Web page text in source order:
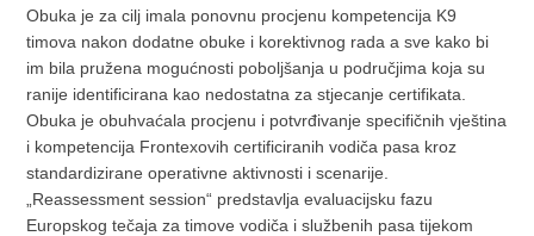
Obuka je za cilj imala ponovnu procjenu kompetencija K9
timova nakon dodatne obuke i korektivnog rada a sve kako bi
im bila pružena mogućnosti poboljšanja u područjima koja su
ranije identificirana kao nedostatna za stjecanje certifikata.
Obuka je obuhvaćala procjenu i potvrđivanje specifičnih vještina
i kompetencija Frontexovih certificiranih vodiča pasa kroz
standardizirane operativne aktivnosti i scenarije.
„Reassessment session“ predstavlja evaluacijsku fazu
Europskog tečaja za timove vodiča i službenih pasa tijekom